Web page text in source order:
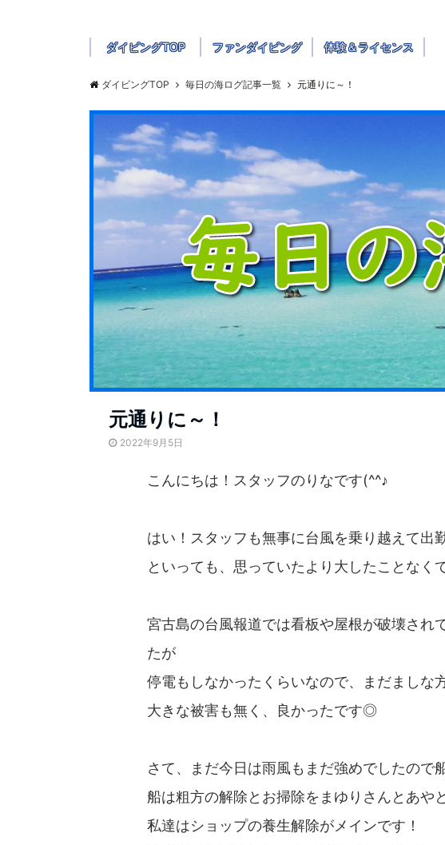
ダイビングTOP ファンダイビング 体験＆ライセンス
ダイビングTOP 毎日の海ログ記事一覧 元通りに～！
元通りに～！
2022年9月5日
こんにちは！スタッフのりなです(^^♪
はい！スタッフも無事に台風を乗り越えて出
といっても、思っていたより大したことなく
宮古島の台風報道では看板や屋根が破壊され
たが
停電もしなかったくらいなので、まだましな
大きな被害も無く、良かったです◎
さて、まだ今日は雨風もまだ強めでしたので
船は粗方の解除とお掃除をまゆりさんとあや
私達はショップの養生解除がメインです！